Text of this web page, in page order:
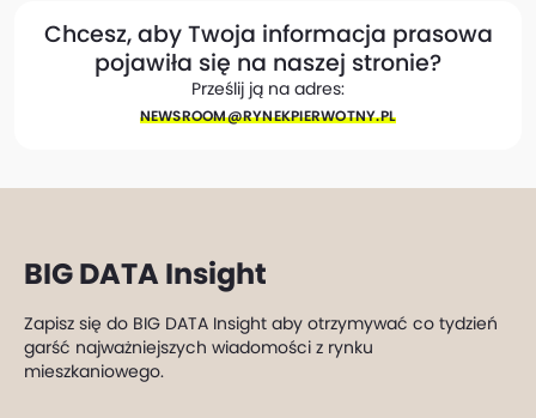
Chcesz, aby Twoja informacja prasowa
pojawiła się na naszej stronie?
Prześlij ją na adres:
NEWSROOM@​RYNEKPIERWOTNY.PL
BIG DATA Insight
Zapisz się do BIG DATA Insight aby otrzymywać co tydzień
garść najważniejszych wiadomości z rynku
mieszkaniowego.